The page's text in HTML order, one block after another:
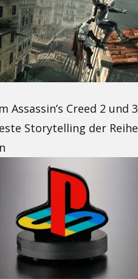
Assassin’s Creed 2 und 3
Storytelling der Reihe